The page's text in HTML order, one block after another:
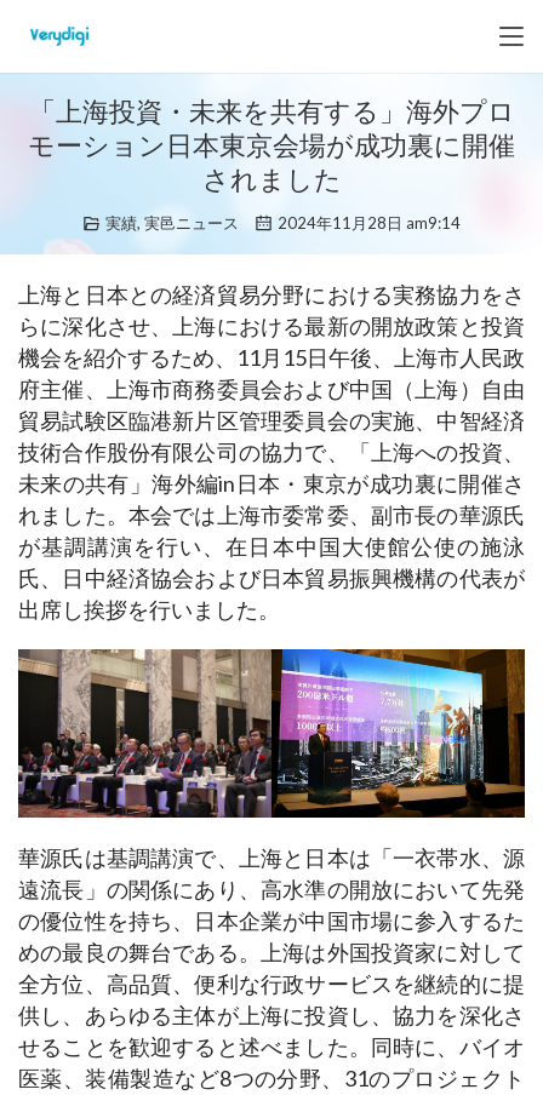
「上海投資・未来を共有する」海外プロ
モーション日本東京会場が成功裏に開催
されました
実績, 実邑ニュース 2024年11月28日 am9:14
上海と日本との経済貿易分野における実務協力をさ
らに深化させ、上海における最新の開放政策と投資
機会を紹介するため、11月15日午後、上海市人民政
府主催、上海市商務委員会および中国（上海）自由
貿易試験区臨港新片区管理委員会の実施、中智経済
技術合作股份有限公司の協力で、「上海への投資、
未来の共有」海外編in日本・東京が成功裏に開催さ
れました。本会では上海市委常委、副市長の華源氏
が基調講演を行い、在日本中国大使館公使の施泳
氏、日中経済協会および日本貿易振興機構の代表が
出席し挨拶を行いました。
華源氏は基調講演で、上海と日本は「一衣帯水、源
遠流長」の関係にあり、高水準の開放において先発
の優位性を持ち、日本企業が中国市場に参入するた
めの最良の舞台である。上海は外国投資家に対して
全方位、高品質、便利な行政サービスを継続的に提
供し、あらゆる主体が上海に投資し、協力を深化さ
せることを歓迎すると述べました。同時に、バイオ
医薬、装備製造など8つの分野、31のプロジェクト